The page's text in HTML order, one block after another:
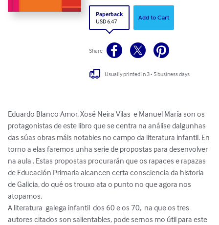
Paperback
USD 6.47
Add to Cart
Share
Usually printed in 3 - 5 business days
Eduardo Blanco Amor, Xosé Neira Vilas  e Manuel María son os
protagonistas de este libro que se centra na análise dalgunhas
das súas obras máis notables no campo da literatura infantil. En
torno a elas faremos unha serie de propostas para desenvolver
na aula . Estas propostas procurarán que os rapaces e rapazas
de Educación Primaria alcancen certa consciencia da historia
de Galicia, do qué os trouxo ata o punto no que agora nos
atopamos.
A literatura  galega infantil  dos 60 e os 70,  na que os tres
autores citados son salientables, pode sernos mo útil para este